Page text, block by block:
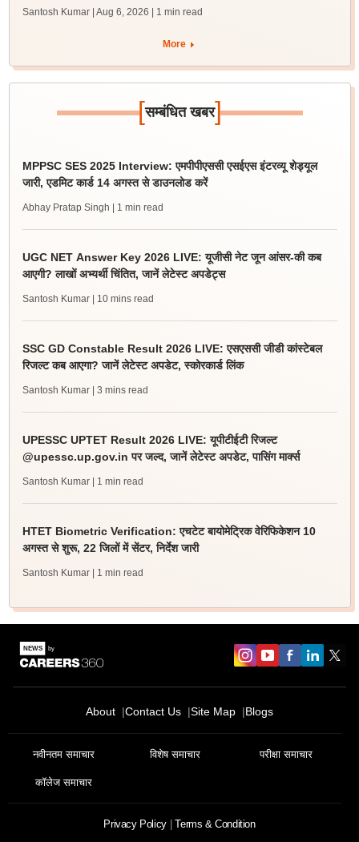
Santosh Kumar | Aug 6, 2026 | 1 min read
More
[सम्बंधित खबर]
MPPSC SES 2025 Interview: एमपीपीएससी एसईएस इंटरव्यू शेड्यूल
जारी, एडमिट कार्ड 14 अगस्त से डाउनलोड करें
Abhay Pratap Singh | 1 min read
UGC NET Answer Key 2026 LIVE: यूजीसी नेट जून आंसर-की कब
आएगी? लाखों अभ्यर्थी चिंतित, जानें लेटेस्ट अपडेट्स
Santosh Kumar | 10 mins read
SSC GD Constable Result 2026 LIVE: एसएससी जीडी कांस्टेबल
रिजल्ट कब आएगा? जानें लेटेस्ट अपडेट, स्कोरकार्ड लिंक
Santosh Kumar | 3 mins read
UPESSC UPTET Result 2026 LIVE: यूपीटीईटी रिजल्ट
@upessc.up.gov.in पर जल्द, जानें लेटेस्ट अपडेट, पासिंग मार्क्स
Santosh Kumar | 1 min read
HTET Biometric Verification: एचटेट बायोमेट्रिक वेरिफिकेशन 10
अगस्त से शुरू, 22 जिलों में सेंटर, निर्देश जारी
Santosh Kumar | 1 min read
About Contact Us Site Map Blogs
नवीनतम समाचार विशेष समाचार परीक्षा समाचार
कॉलेज समाचार
Privacy Policy Terms & Condition